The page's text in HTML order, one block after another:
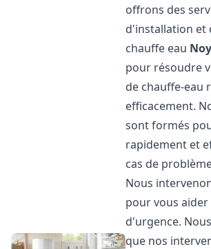
offrons des
d'installation et
chauffe eau
pour résoudre
de chauffe-eau
efficacement.
sont formés
rapidement et
cas de
Nous
pour vous aider
d'urgence.
que nos